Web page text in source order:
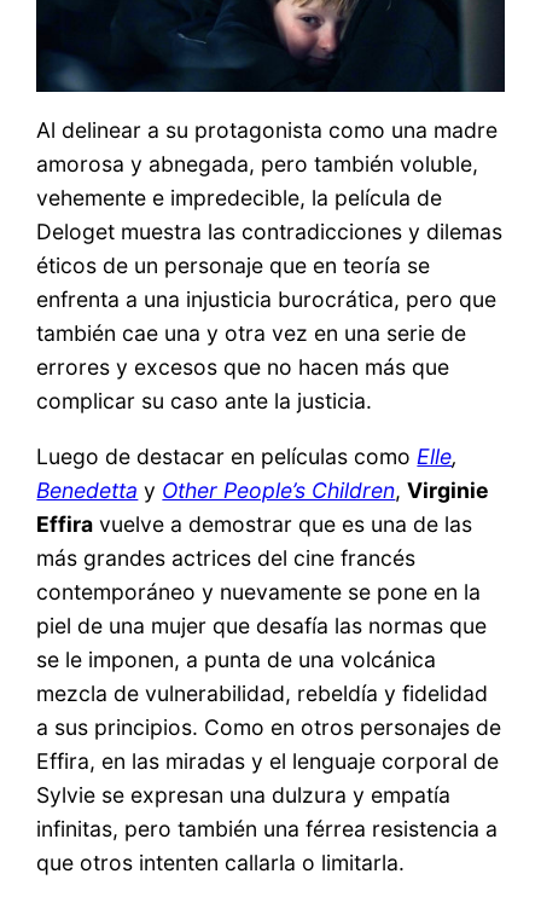
Al delinear a su protagonista como una madre
amorosa y abnegada, pero también voluble,
vehemente e impredecible, la película de
Deloget muestra las contradicciones y dilemas
éticos de un personaje que en teoría se
enfrenta a una injusticia burocrática, pero que
también cae una y otra vez en una serie de
errores y excesos que no hacen más que
complicar su caso ante la justicia.
Luego de destacar en películas como Elle,
Benedetta y Other People’s Children,Virginie
Effira vuelve a demostrar que es una de las
más grandes actrices del cine francés
contemporáneo y nuevamente se pone en la
piel de una mujer que desafía las normas que
se le imponen, a punta de una volcánica
mezcla de vulnerabilidad, rebeldía y fidelidad
a sus principios. Como en otros personajes de
Effira, en las miradas y el lenguaje corporal de
Sylvie se expresan una dulzura y empatía
infinitas, pero también una férrea resistencia a
que otros intenten callarla o limitarla.